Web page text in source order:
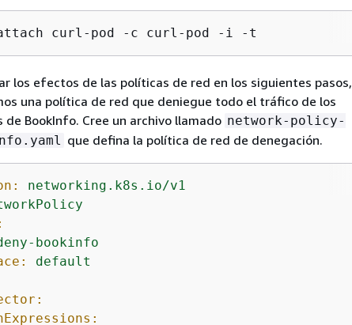
curl-pod -c curl-pod -i -t
los efectos de las políticas de red en los siguientes pasos,
una política de red que deniegue todo el tráfico de los
de BookInfo. Cree un archivo llamado network-policy-
que defina la política de red de denegación.
networking.k8s.io/v1
bookinfo
default